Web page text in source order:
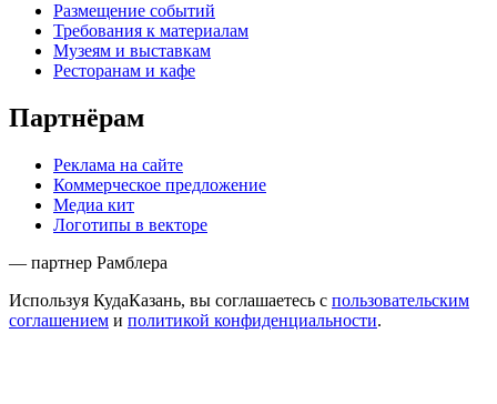
Размещение событий
Требования к материалам
Музеям и выставкам
Ресторанам и кафе
Партнёрам
Реклама на сайте
Коммерческое предложение
Медиа кит
Логотипы в векторе
— партнер Рамблера
Используя КудаКазань, вы соглашаетесь с пользовательским
соглашением и политикой конфиденциальности.